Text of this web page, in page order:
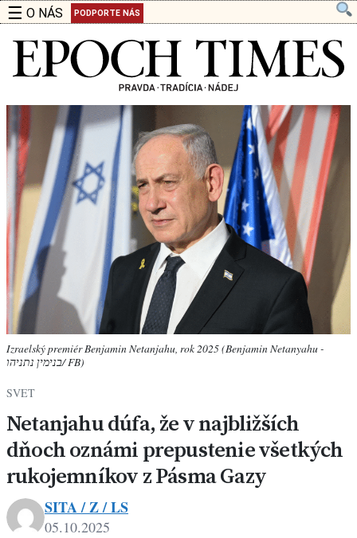
☰ O NÁS PODPORTE NÁS
Izraelský premiér Benjamin Netanjahu, rok 2025 (Benjamin Netanyahu -
בנימין נתניהו/ FB)
SVET
Netanjahu dúfa, že v najbližších
dňoch oznámi prepustenie všetkých
rukojemníkov z Pásma Gazy
SITA / Z / LS
05.10.2025